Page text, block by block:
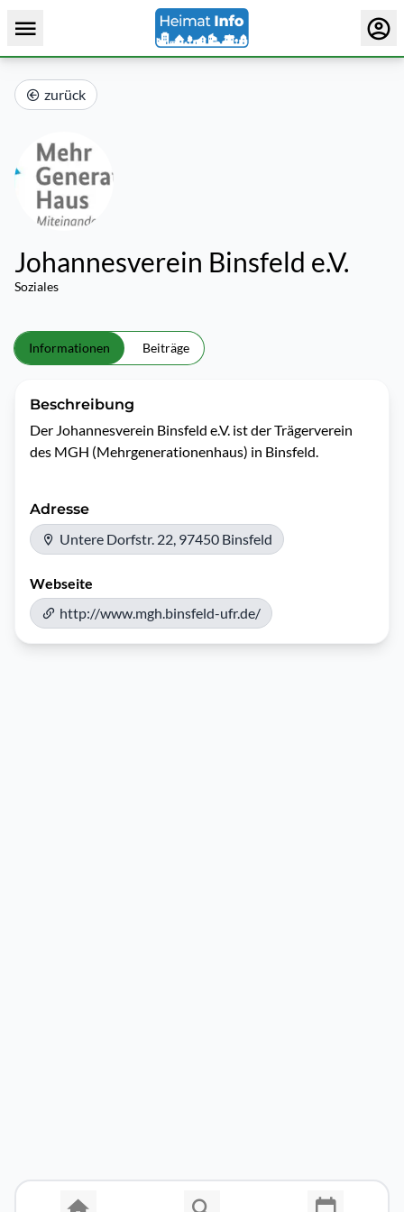
zurück
Johannesverein Binsfeld e.V.
Soziales
Informationen Beiträge
Beschreibung
Der Johannesverein Binsfeld e.V. ist der Trägerverein
des MGH (Mehrgenerationenhaus) in Binsfeld.
Adresse
Untere Dorfstr. 22, 97450 Binsfeld
Webseite
http://www.mgh.binsfeld-ufr.de/